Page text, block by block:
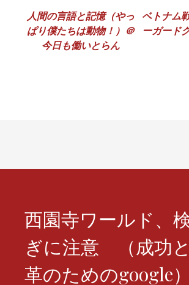
投
稿
ョ
人間の言語と記憶（やっ
ぱり僕たちは動物！）＠
今日も働いとらん
ベトナム
ーガード
西園寺ワールド、
ぎに注意 （成功
革のためのgoogle）